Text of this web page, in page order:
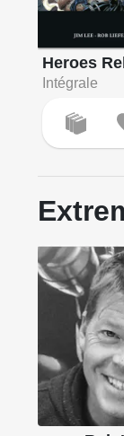
Heroes
Intégrale